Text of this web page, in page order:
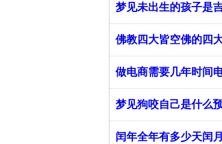
梦见未出生的孩子是
佛教四大皆空佛的四
做电商需要几年时间
梦见狗咬自己是什么
闰年全年有多少天闰